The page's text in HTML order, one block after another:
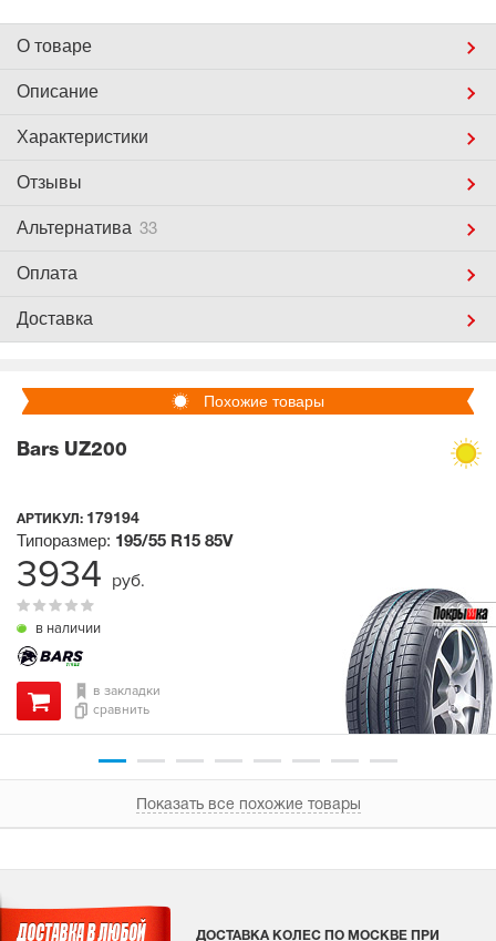
О товаре
Описание
Характеристики
Отзывы
Альтернатива 33
Оплата
Доставка
Похожие товары
Bars UZ200
АРТИКУЛ: 179194
в наличии
Типоразмер: 195/55 R15 85V
в закладки
сравнить
3934 руб.
Показать все похожие товары
ДОСТАВКА КОЛЕС ПО МОСКВЕ ПРИ